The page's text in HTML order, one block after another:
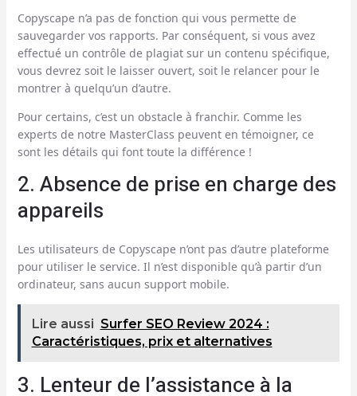
Copyscape n’a pas de fonction qui vous permette de
sauvegarder vos rapports. Par conséquent, si vous avez
effectué un contrôle de plagiat sur un contenu spécifique,
vous devrez soit le laisser ouvert, soit le relancer pour le
montrer à quelqu’un d’autre.
Pour certains, c’est un obstacle à franchir. Comme les
experts de notre MasterClass peuvent en témoigner, ce
sont les détails qui font toute la différence !
2. Absence de prise en charge des
appareils
Les utilisateurs de Copyscape n’ont pas d’autre plateforme
pour utiliser le service. Il n’est disponible qu’à partir d’un
ordinateur, sans aucun support mobile.
Lire aussi Surfer SEO Review 2024 :
Caractéristiques, prix et alternatives
3. Lenteur de l’assistance à la